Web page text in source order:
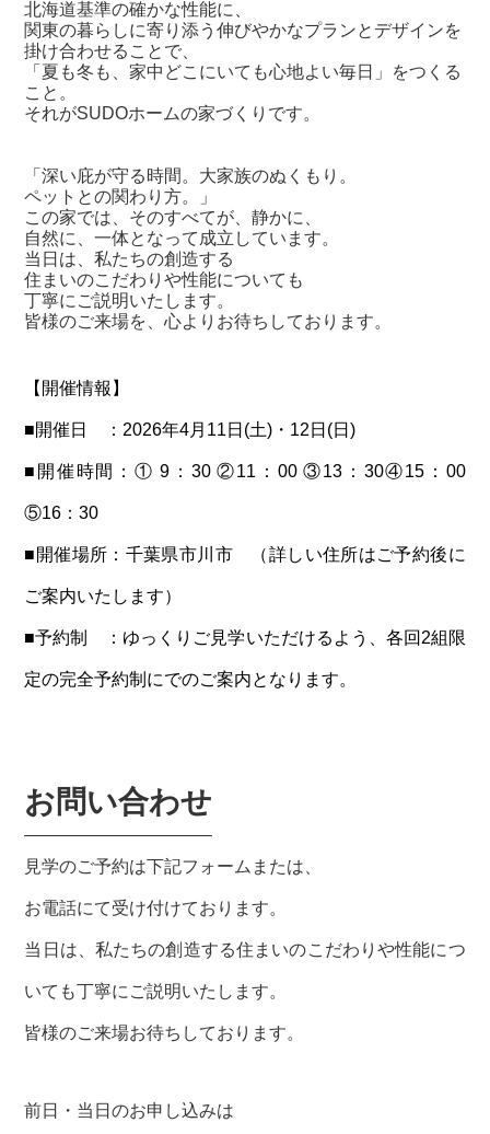
北海道基準の確かな性能に、
関東の暮らしに寄り添う伸びやかなプランとデザインを
掛け合わせることで、
「夏も冬も、家中どこにいても心地よい毎日」をつくる
こと。
それがSUDOホームの家づくりです。
「深い庇が守る時間。大家族のぬくもり。
ペットとの関わり方。」
この家では、そのすべてが、静かに、
自然に、一体となって成立しています。
当日は、私たちの創造する
住まいのこだわりや性能についても
丁寧にご説明いたします。
皆様のご来場を、心よりお待ちしております。
【開催情報】
■開催日 ：2026年4月11日(土)・12日(日)
■開催時間：① 9：30 ②11：00 ③13：30④15：00
⑤16：30
■開催場所：千葉県市川市 （詳しい住所はご予約後に
ご案内いたします）
■予約制 ：ゆっくりご見学いただけるよう、各回2組限
定の完全予約制にでのご案内となります。
お問い合わせ
見学のご予約は下記フォームまたは、
お電話にて受け付けております。
当日は、私たちの創造する住まいのこだわりや性能につ
いても丁寧にご説明いたします。
皆様のご来場お待ちしております。
前日・当日のお申し込みは